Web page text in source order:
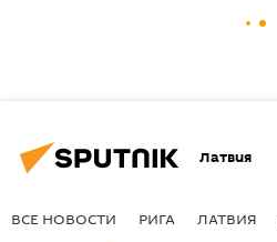
Латвия
ВСЕ НОВОСТИ РИГА ЛАТВИЯ